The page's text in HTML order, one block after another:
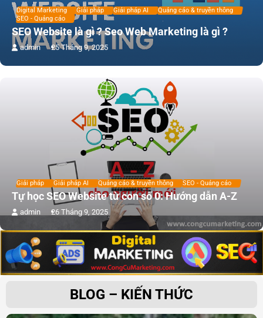
Digital Marketing Giải pháp Giải pháp AI
Quảng cáo & truyền thông
SEO - Quảng cáo
SEO Website là gì ? Seo Web Marketing là gì ?
admin 25 Tháng 9, 2025
Giải pháp Giải pháp AI Quảng cáo & truyền thông SEO - Quảng cáo
Tự học SEO Website từ con số 0: Hướng dẫn A-Z
admin 26 Tháng 9, 2025
BLOG – KIẾN THỨC